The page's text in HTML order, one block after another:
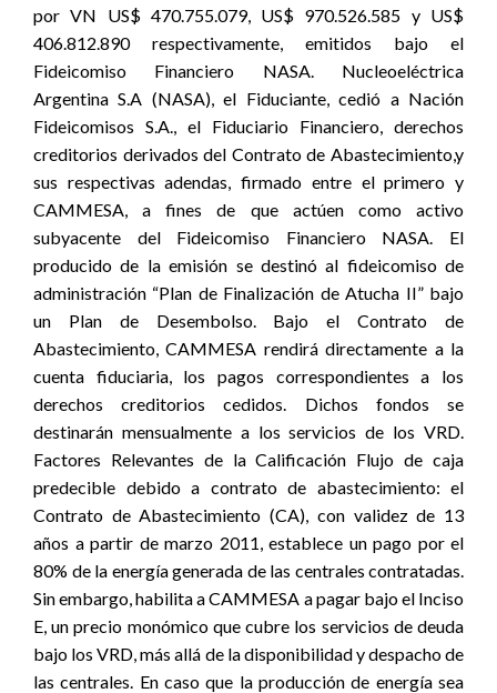
por VN US$ 470.755.079, US$ 970.526.585 y US$
406.812.890 respectivamente, emitidos bajo el
Fideicomiso Financiero NASA. Nucleoeléctrica
Argentina S.A (NASA), el Fiduciante, cedió a Nación
Fideicomisos S.A., el Fiduciario Financiero, derechos
creditorios derivados del Contrato de Abastecimiento,y
sus respectivas adendas, firmado entre el primero y
CAMMESA, a fines de que actúen como activo
subyacente del Fideicomiso Financiero NASA. El
producido de la emisión se destinó al fideicomiso de
administración “Plan de Finalización de Atucha II” bajo
un Plan de Desembolso. Bajo el Contrato de
Abastecimiento, CAMMESA rendirá directamente a la
cuenta fiduciaria, los pagos correspondientes a los
derechos creditorios cedidos. Dichos fondos se
destinarán mensualmente a los servicios de los VRD.
Factores Relevantes de la Calificación Flujo de caja
predecible debido a contrato de abastecimiento: el
Contrato de Abastecimiento (CA), con validez de 13
años a partir de marzo 2011, establece un pago por el
80% de la energía generada de las centrales contratadas.
Sin embargo, habilita a CAMMESA a pagar bajo el Inciso
E, un precio monómico que cubre los servicios de deuda
bajo los VRD, más allá de la disponibilidad y despacho de
las centrales. En caso que la producción de energía sea